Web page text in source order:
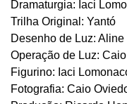
Dramaturgia: Iaci
Trilha Original: Yantó
Desenho de Luz: Aline
Operação de Luz: Caio
Figurino: Iaci
Fotografia: Caio